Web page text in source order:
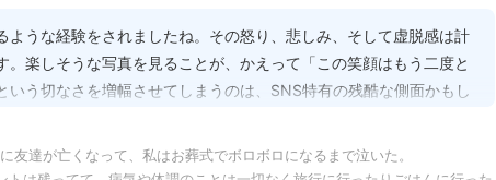
保するのが、結局いちばん効率的です。
間を見つける方法があります👇
適な睡眠時間を知るには、4日間の「ノーアラーム・キャリブレーショ
です。
ような経験をされましたね。その怒り、悲しみ、そして虚脱感は計
。楽しそうな写真を見ることが、かえって「この笑顔はもう二度と
いう切なさを増幅させてしまうのは、SNS特有の残酷な側面かもし
生きた記憶のアーカイブであり、乗っ取りは、あなたの「思い出を
友達が亡くなって、私はお葬式でボロボロになるまで泣いた。